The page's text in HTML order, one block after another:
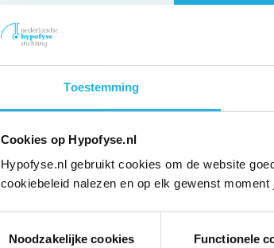
Toestemming
Cookies op Hypofyse.nl
Hypofyse.nl gebruikt cookies om de website
cookiebeleid nalezen en op elk gewenst
Noodzakelijke cookies
Functionele
De
De
Een
Erasmus